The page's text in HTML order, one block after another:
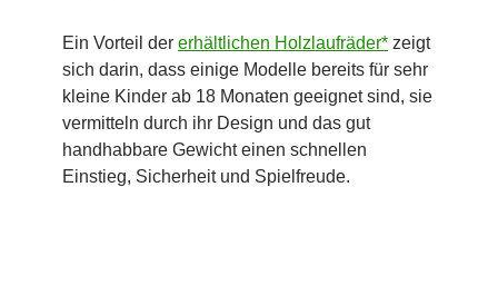
Ein Vorteil der erhältlichen Holzlaufräder* zeigt
sich darin, dass einige Modelle bereits für sehr
kleine Kinder ab 18 Monaten geeignet sind, sie
vermitteln durch ihr Design und das gut
handhabbare Gewicht einen schnellen
Einstieg, Sicherheit und Spielfreude.